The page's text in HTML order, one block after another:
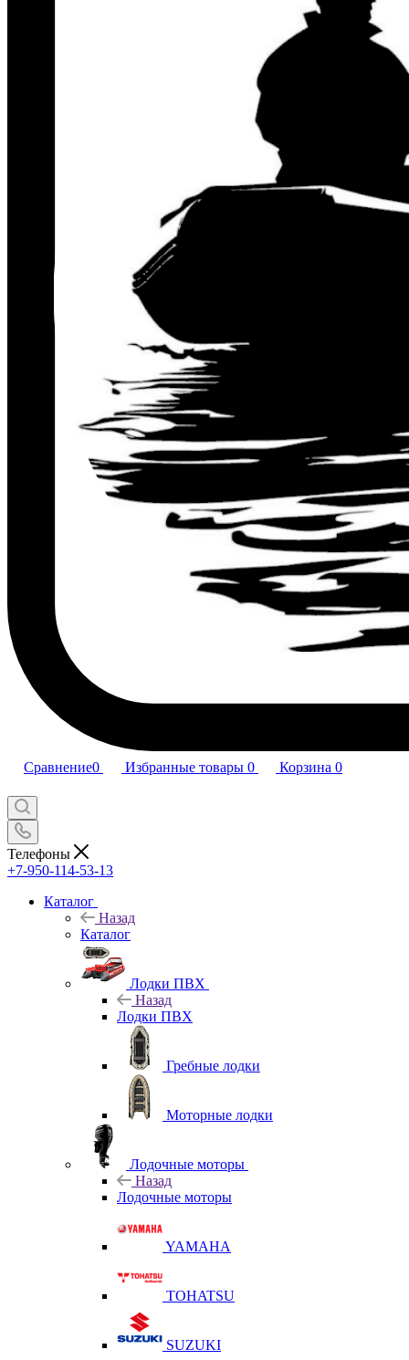
Сравнение0 Избранные товары 0 Корзина 0
Телефоны
+7-950-114-53-13
Каталог
Назад
Каталог
Лодки ПВХ
Назад
Лодки ПВХ
Гребные лодки
Моторные лодки
Лодочные моторы
Назад
Лодочные моторы
YAMAHA
TOHATSU
SUZUKI